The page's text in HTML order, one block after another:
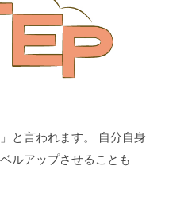
と言われます。
自分自身
ルアップさせることも